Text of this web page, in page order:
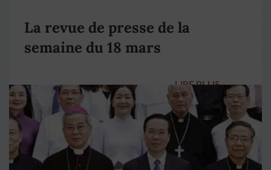
La revue de presse de la
semaine du 18 mars
LIRE PLUS →